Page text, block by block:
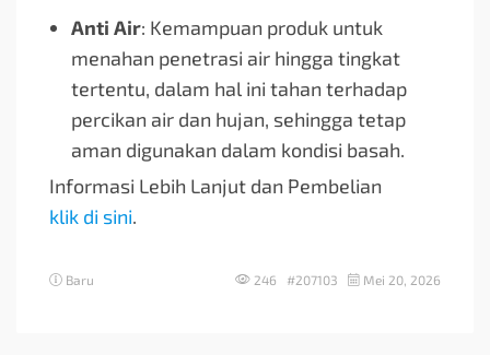
Anti Air: Kemampuan produk untuk
menahan penetrasi air hingga tingkat
tertentu, dalam hal ini tahan terhadap
percikan air dan hujan, sehingga tetap
aman digunakan dalam kondisi basah.
Informasi Lebih Lanjut dan Pembelian
klik di sini.
Baru 246 #207103 Mei 20, 2026